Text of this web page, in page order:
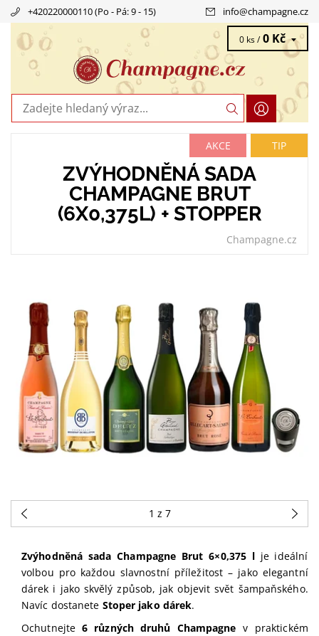
+420220000110 (Po - Pá: 9 - 15) info@champagne.cz
0 ks / 0 Kč
AKCE TIP
ZVÝHODNĚNÁ SADA
CHAMPAGNE BRUT
(6X0,375L) + STOPPER
Champagne.cz
1 z 7
Zvýhodněná sada Champagne Brut 6×0,375 l je ideální
volbou pro každou slavnostní příležitost – jako elegantní
dárek i jako skvělý způsob, jak objevit svět šampaňského.
Navíc dostanete Stoper jako dárek.
Ochutnejte6 různých druhů Champagne v praktickém